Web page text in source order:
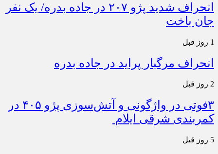
انحراف شدید پژو ۲۰۷ در جاده بدره/ یک نفر
جان باخت
1 روز قبل
انحراف مرگبار پراید در جاده بدره
2 روز قبل
۳فوتی در واژگونی و آتش‌سوزی پژو ۴۰۵ در
کمربندی شرقی ایلام
5 روز قبل